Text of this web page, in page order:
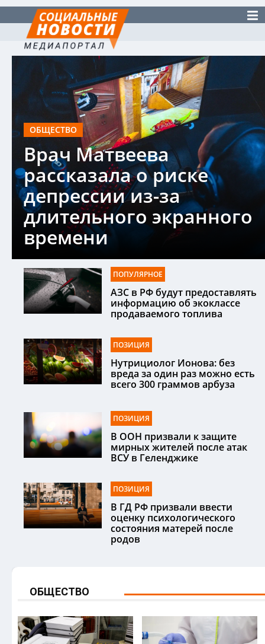
ОБЩЕСТВО
Врач Матвеева
рассказала о риске
депрессии из-за
длительного экранного
времени
ПОПУЛЯРНОЕ
АЗС в РФ будут предоставлять
информацию об экоклассе
продаваемого топлива
ПОЗИЦИЯ
Нутрициолог Ионова: без
вреда за один раз можно есть
всего 300 граммов арбуза
ПОЗИЦИЯ
В ООН призвали к защите
мирных жителей после атак
ВСУ в Геленджике
ПОЗИЦИЯ
В ГД РФ призвали ввести
оценку психологического
состояния матерей после
родов
ОБЩЕСТВО